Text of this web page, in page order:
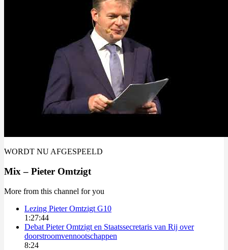
WORDT NU AFGESPEELD
Mix – Pieter Omtzigt
More from this channel for you
Lezing Pieter Omtzigt G10
1:27:44
Debat Pieter Omtzigt en Staatssecretaris van Rij over
doorstroomvennootschappen
8:24